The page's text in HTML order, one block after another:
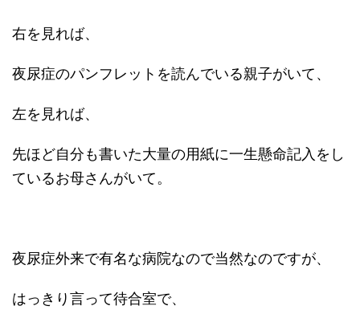
右を見れば、
夜尿症のパンフレットを読んでいる親子がいて、
左を見れば、
先ほど自分も書いた大量の用紙に一生懸命記入をし
ているお母さんがいて。
夜尿症外来で有名な病院なので当然なのですが、
はっきり言って待合室で、